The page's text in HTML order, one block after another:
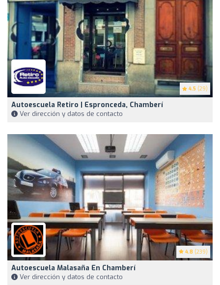
4.5 (29)
Autoescuela Retiro | Espronceda, Chamberí
Ver dirección y datos de contacto
4.8 (239)
Autoescuela Malasaña En Chamberí
Ver dirección y datos de contacto